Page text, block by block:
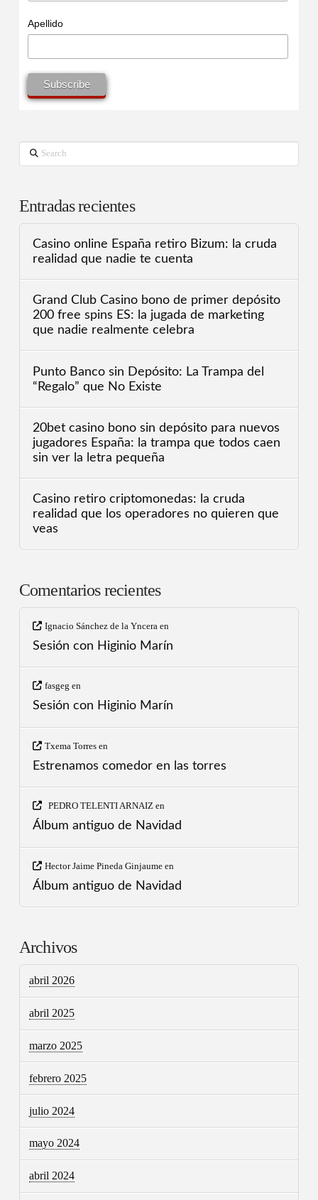
Apellido
Search
Entradas recientes
Casino online España retiro Bizum: la cruda
realidad que nadie te cuenta
Grand Club Casino bono de primer depósito
200 free spins ES: la jugada de marketing
que nadie realmente celebra
Punto Banco sin Depósito: La Trampa del
“Regalo” que No Existe
20bet casino bono sin depósito para nuevos
jugadores España: la trampa que todos caen
sin ver la letra pequeña
Casino retiro criptomonedas: la cruda
realidad que los operadores no quieren que
veas
Comentarios recientes
Ignacio Sánchez de la Yncera en
Sesión con Higinio Marín
fasgeg en
Sesión con Higinio Marín
Txema Torresen
Estrenamos comedor en las torres
PEDRO TELENTI ARNAIZ en
Álbum antiguo de Navidad
Hector Jaime Pineda Ginjaumeen
Álbum antiguo de Navidad
Archivos
abril 2026
abril 2025
marzo 2025
febrero 2025
julio 2024
mayo 2024
abril 2024